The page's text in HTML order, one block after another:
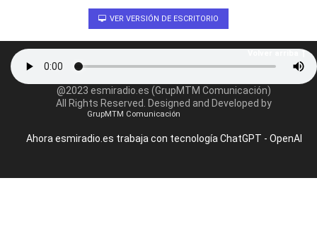
VER VERSIÓN DE ESCRITORIO
@2023 esmiradio.es (GrupMTM Comunicación)
All Rights Reserved. Designed and Developed by
GrupMTM Comunicación
Ahora esmiradio.es trabaja con tecnología ChatGPT - OpenAI